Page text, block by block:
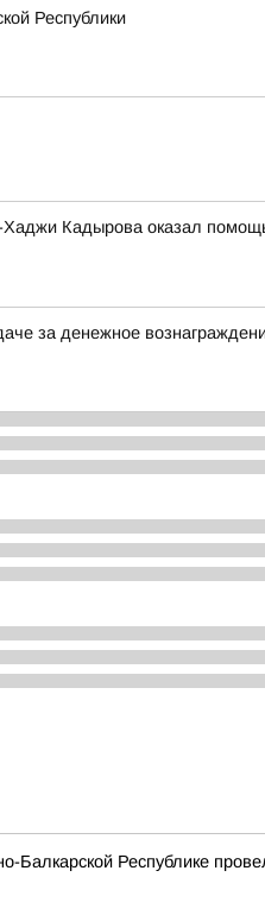
Республики
Кадырова оказал
за денежное
Республике